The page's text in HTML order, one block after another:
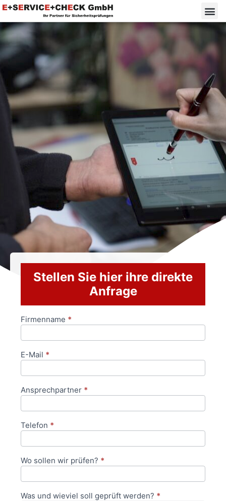
Stellen Sie hier ihre direkte
Anfrage
Anfrageformular
Firmenname *
E-Mail *
Ansprechpartner *
Telefon *
Wo sollen wir prüfen? *
Was und wieviel soll geprüft werden? *